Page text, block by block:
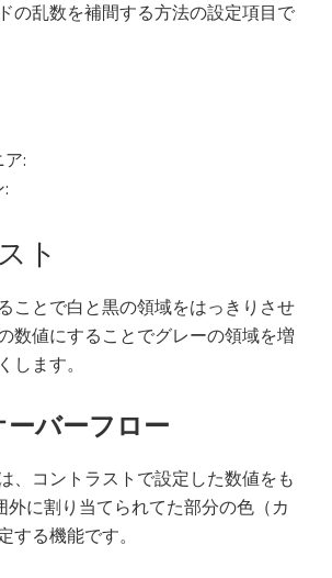
の乱数を補間する方法の設定項目で
:
ト
ことで白と黒の領域をはっきりさせ
数値にすることでグレーの領域を増
します。
バーフロー
、コントラストで設定した数値をも
外に割り当てられてた部分の色（カ
する機能です。